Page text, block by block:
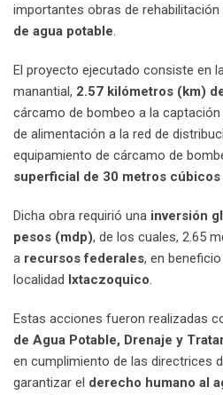
importantes obras de
de agua potable.
El proyecto ejecutado consiste en
manantial, 2.57 kilómetros (km)
cárcamo de bombeo a la
de alimentación a la red de
equipamiento de cárcamo de
superficial de 30 metros cúbicos
Dicha obra requirió una inversión
pesos (mdp), de los cuales, 2.65
a recursos federales, en
localidad Ixtaczoquico.
Estas acciones fueron realizadas
de Agua Potable, Drenaje y
en cumplimiento de las directrices
garantizar el derecho humano al